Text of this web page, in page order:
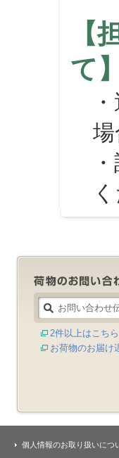
【
て】
・
場
・
2件以上はこちら
お荷物のお届け
個人情報のお取り扱いにつ